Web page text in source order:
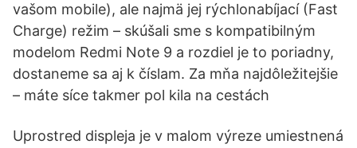
vašom mobile), ale najmä jej rýchlonabíjací (Fast
Charge) režim – skúšali sme s kompatibilným
modelom Redmi Note 9 a rozdiel je to poriadny,
dostaneme sa aj k číslam. Za mňa najdôležitejšie
– máte síce takmer pol kila na cestách
Uprostred displeja je v malom výreze umiestnená